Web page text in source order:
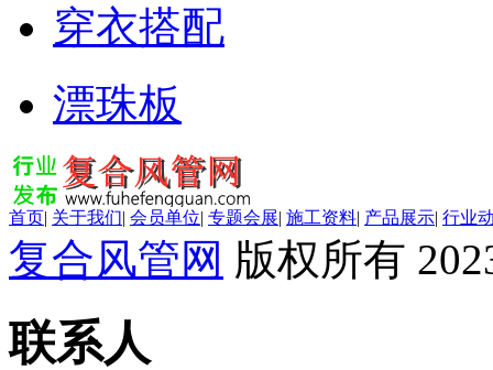
穿衣搭配
漂珠板
首页| 关于我们| 会员单位| 专题会展| 施工资料| 产品展示| 行业
复合风管网 版权所有
联系人